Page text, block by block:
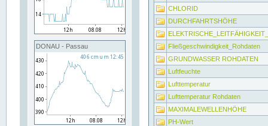
DONAU - Passau
CHLORID
DURCHFAHRTSHÖHE
Fließgeschwindigkeit_Rohdaten
GRUNDWASSER ROHDATEN
Luftfeuchte
Lufttemperatur
Lufttemperatur Rohdaten
MAXIMALEWELLENHÖHE
PH-Wert